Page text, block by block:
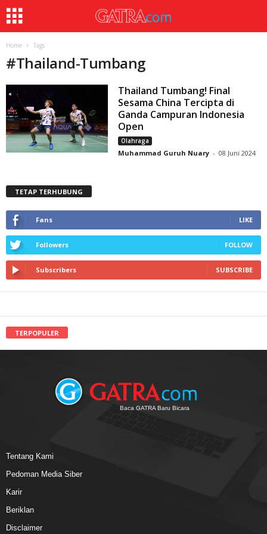
Home Tags
#Thailand-Tumbang
Thailand Tumbang! Final
Sesama China Tercipta di
Ganda Campuran Indonesia
Open
Olahraga
Muhammad Guruh Nuary - 08 Juni 2024
TETAP TERHUBUNG
Fans LIKE
Followers FOLLOW
Subscribers SUBSCRIBE
TERPOPULER
Baca GATRA Baru Bicara
Tentang Kami
Pedoman Media Siber
Karir
Beriklan
Disclaimer